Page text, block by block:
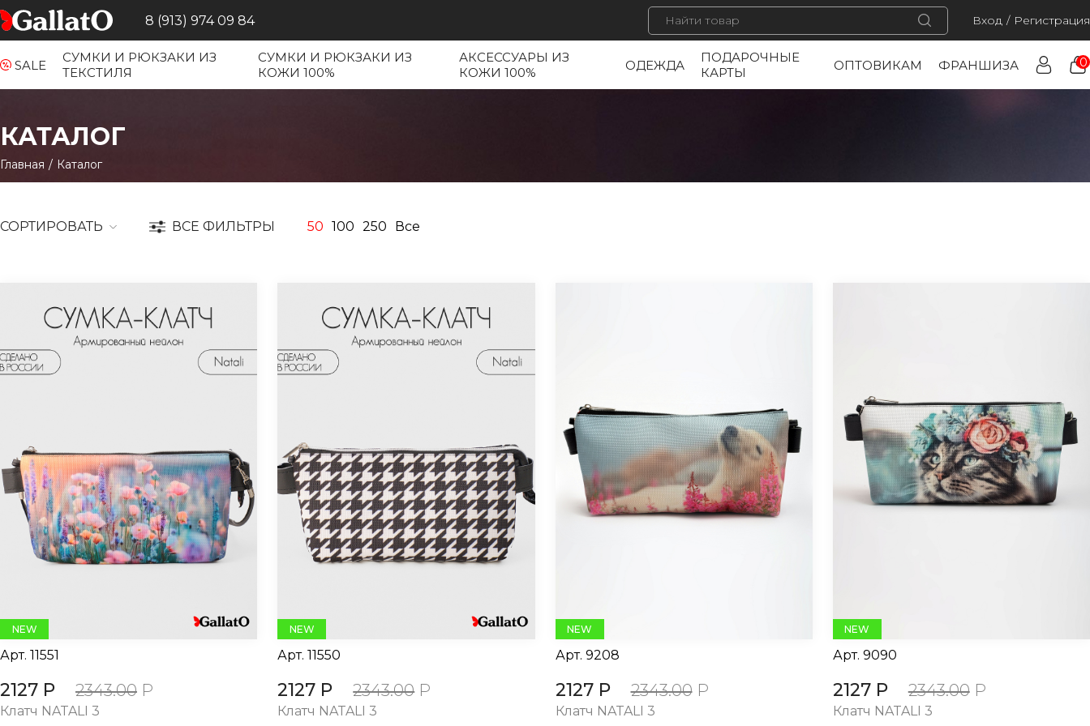
8 (913) 974 09 84 Вход / Регистрация
SALE
СУМКИ И РЮКЗАКИ ИЗ
ТЕКСТИЛЯ
СУМКИ И РЮКЗАКИ ИЗ
КОЖИ 100%
АКСЕССУАРЫ ИЗ
КОЖИ 100%
ОДЕЖДА
ПОДАРОЧНЫЕ
КАРТЫ
ОПТОВИКАМ ФРАНШИЗА 0
КАТАЛОГ
Главная / Каталог
СОРТИРОВАТЬ ВСЕ ФИЛЬТРЫ 50 100 250 Все
NEW
Арт. 11551
2127 Р 2343.00 Р
Клатч NATALI 3
NEW
Арт. 11550
2127 Р 2343.00 Р
Клатч NATALI 3
NEW
Арт. 9208
2127 Р 2343.00 Р
Клатч NATALI 3
NEW
Арт. 9090
2127 Р 2343.00 Р
Клатч NATALI 3